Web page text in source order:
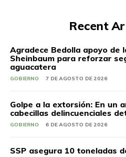
Recent
Agradece Bedolla apoyo de
Sheinbaum para reforzar
aguacatera
GOBIERNO 7 DE AGOSTO DE 2026
Golpe a la extorsión: En un
cabecillas delincuenciales
GOBIERNO 6 DE AGOSTO DE 2026
SSP asegura 10 toneladas